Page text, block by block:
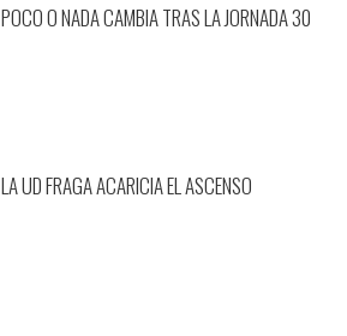
POCO O NADA CAMBIA TRAS LA JORNADA 30
LA UD FRAGA ACARICIA EL ASCENSO